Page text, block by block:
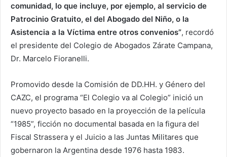
comunidad, lo que incluye, por ejemplo, al servicio de
Patrocinio Gratuito, el del Abogado del Niño, o la
Asistencia a la Víctima entre otros convenios”, recordó
el presidente del Colegio de Abogados Zárate Campana,
Dr. Marcelo Fioranelli.
Promovido desde la Comisión de DD.HH. y Género del
CAZC, el programa “El Colegio va al Colegio” inició un
nuevo proyecto basado en la proyección de la película
“1985”, ficción no documental basada en la figura del
Fiscal Strassera y el Juicio a las Juntas Militares que
gobernaron la Argentina desde 1976 hasta 1983.